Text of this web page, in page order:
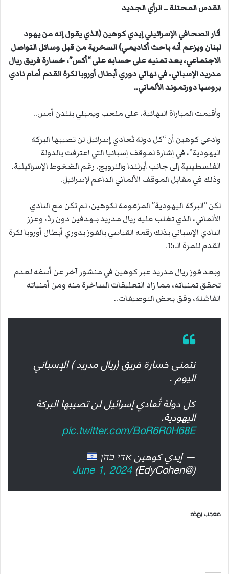
ر
القدس المحتلة ــ الرأي الجديد
أثار الصحافي الإسرائيلي إيدي كوهين (الذي يقول إنه من يهود
لبنان ويزعم أنه باحث أكاديمي) السخرية من قبل وسائل التواصل
الاجتماعي، بعد تمنيه على حسابه على “أكس”، خسارة فريق ريال
مدريد الإسباني، في نهائي دوري أبطال أوروبا لكرة القدم أمام نادي
بروسيا دورتموند الألماني..
وأقيمت المباراة النهائية، على ملعب ويمبلي بلندن أمس..
وادعى كوهين أن “كل دولة تُعادي إسرائيل لن تصيبها البركة
اليهودية”، في إشارة لموقف إسبانيا التي اعترفت بالدولة
الفلسطينية إلى جانب أيرلندا والنرويج، رغم الضغوط الإسرائيلية.
وذلك في مقابل الموقف الألماني الداعم لإسرائيل.
لكن “البركة اليهودية” المزعومة لكوهين، لم تكن مع النادي
الألماني، الذي تغلب عليه ريال مدريد بـهدفين دون ردّ، وعزز
النادي الإسباني بذلك رقمه القياسي بالفوز بدوري أبطال أوروبا لكرة
القدم للمرة الـ15.
وبعد فوز ريال مدريد عبر كوهين في منشور آخر عن أسفه لعدم
تحقق تمنياته، مما زاد التعليقات الساخرة منه ومن أمنياته
الفاشلة، وفق بعض التوصيفات..
نتمنى خسارة فريق (ريال مدريد ) الإسباني
اليوم .
كل دولة تُعادي إسرائيل لن تصيبها البركة
اليهودية.
pic.twitter.com/BoR6R0H68E
— إيدي كوهين אדי כהן
(@EdyCohen)
June 1, 2024
معجب بهذه: